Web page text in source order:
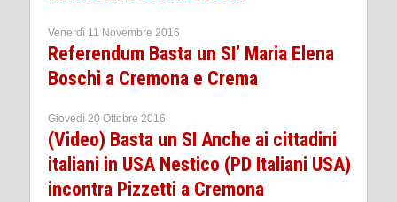
Venerdì 11 Novembre 2016
Referendum Basta un SI’ Maria Elena
Boschi a Cremona e Crema
Giovedì 20 Ottobre 2016
(Video) Basta un SI Anche ai cittadini
italiani in USA Nestico (PD Italiani USA)
incontra Pizzetti a Cremona